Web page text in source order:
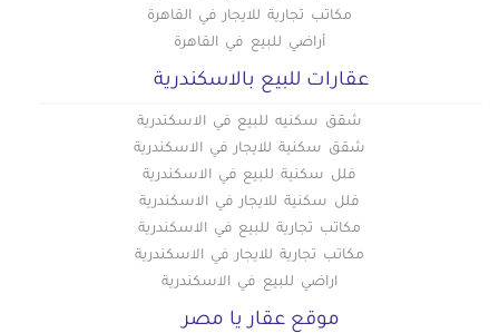
مكاتب تجارية للايجار في القاهرة
أراضي للبيع في القاهرة
عقارات للبيع بالاسكندرية
شقق سكنيه للبيع في الاسكندرية
شقق سكنية للايجار في الاسكندرية
فلل سكنية للبيع في الاسكندرية
فلل سكنية للايجار في الاسكندرية
مكاتب تجارية للبيع في الاسكندرية
مكاتب تجارية للايجار في الاسكندرية
اراضي للبيع في الاسكندرية
موقع عقار يا مصر